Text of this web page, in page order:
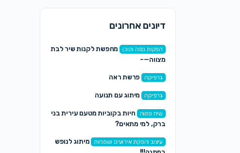
דיונים אחרונים
הפקות במה ותוכן
מחפשת לקנות שיר לבת
מצווה—–
גרפיקה פרשת ראה
גרפיקה מיתוג עם תנועה
שיח פתוח
חיות בקוביות מטעם עירית בני
ברק, למי מתאים?
עיצוב והפקת אירועים ושמחות
מיתוג לנופש